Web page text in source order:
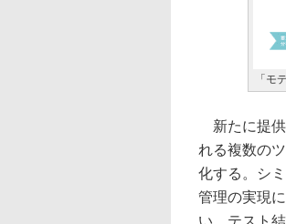
「モ
新たに提供
れる複数の
化する。シ
管理の実現
い、テスト